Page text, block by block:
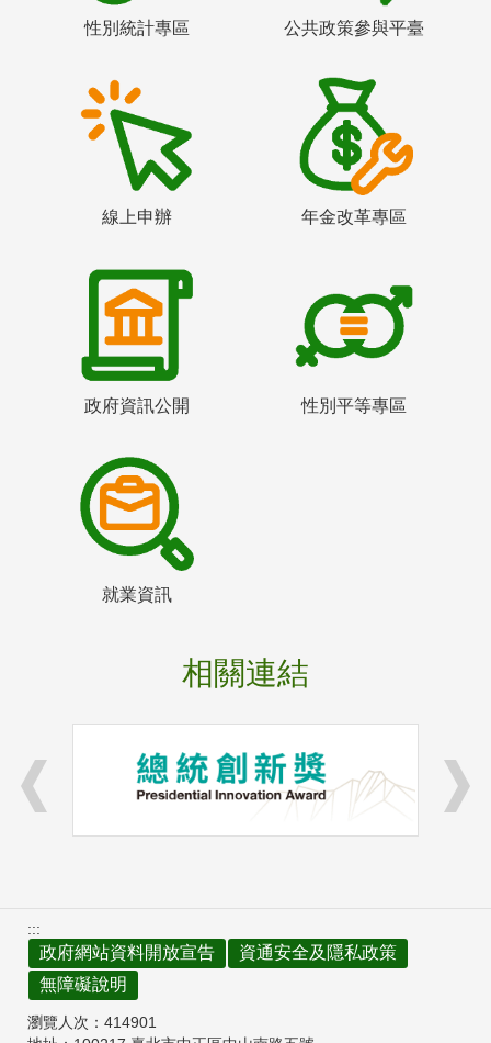
性別統計專區 公共政策參與平臺
線上申辦 年金改革專區
政府資訊公開 性別平等專區
就業資訊
相關連結
:::
政府網站資料開放宣告
資通安全及隱私政策
無障礙說明
瀏覽人次： 414901